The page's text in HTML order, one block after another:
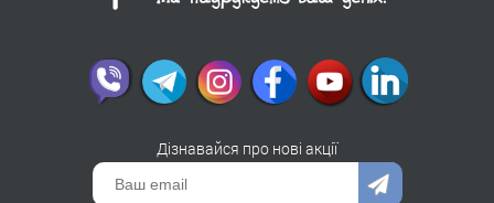
Дізнавайся про нові акції